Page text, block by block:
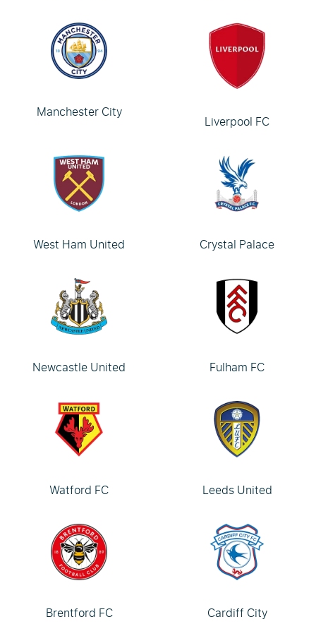
Manchester City Liverpool FC
West Ham United Crystal Palace
Newcastle United Fulham FC
Watford FC Leeds United
Brentford FC Cardiff City